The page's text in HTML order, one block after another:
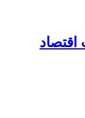
اقتصاد